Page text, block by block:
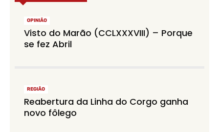
OPINIÃO
Visto do Marão (CCLXXXVIII) – Porque
se fez Abril
REGIÃO
Reabertura da Linha do Corgo ganha
novo fôlego